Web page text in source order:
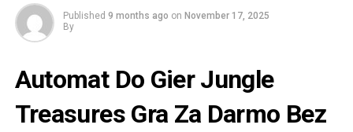
Published 9 months ago on November 17, 2025
By
Automat Do Gier Jungle
Treasures Gra Za Darmo Bez